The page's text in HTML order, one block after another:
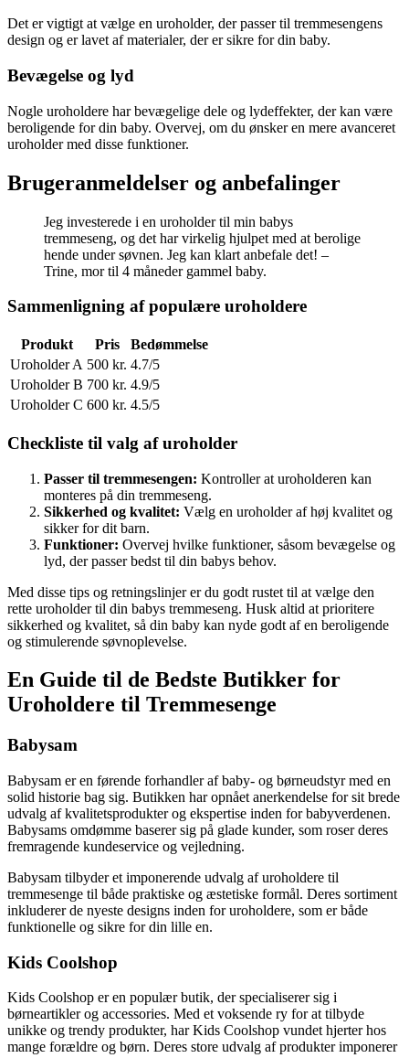
Det er vigtigt at vælge en uroholder, der passer til tremmesengens
design og er lavet af materialer, der er sikre for din baby.
Bevægelse og lyd
Nogle uroholdere har bevægelige dele og lydeffekter, der kan være
beroligende for din baby. Overvej, om du ønsker en mere avanceret
uroholder med disse funktioner.
Brugeranmeldelser og anbefalinger
Jeg investerede i en uroholder til min babys
tremmeseng, og det har virkelig hjulpet med at berolige
hende under søvnen. Jeg kan klart anbefale det! –
Trine, mor til 4 måneder gammel baby.
Sammenligning af populære uroholdere
Produkt Pris
Bedømmelse
Uroholder A 500 kr. 4.7/5
Uroholder B 700 kr. 4.9/5
Uroholder C 600 kr. 4.5/5
Checkliste til valg af uroholder
Passer til tremmesengen: Kontroller at uroholderen kan
monteres på din tremmeseng.
Sikkerhed og kvalitet: Vælg en uroholder af høj kvalitet og
sikker for dit barn.
Funktioner: Overvej hvilke funktioner, såsom bevægelse og
lyd, der passer bedst til din babys behov.
Med disse tips og retningslinjer er du godt rustet til at vælge den
rette uroholder til din babys tremmeseng. Husk altid at prioritere
sikkerhed og kvalitet, så din baby kan nyde godt af en beroligende
og stimulerende søvnoplevelse.
En Guide til de Bedste Butikker for
Uroholdere til Tremmesenge
Babysam
Babysam er en førende forhandler af baby- og børneudstyr med en
solid historie bag sig. Butikken har opnået anerkendelse for sit brede
udvalg af kvalitetsprodukter og ekspertise inden for babyverdenen.
Babysams omdømme baserer sig på glade kunder, som roser deres
fremragende kundeservice og vejledning.
Babysam tilbyder et imponerende udvalg af uroholdere til
tremmesenge til både praktiske og æstetiske formål. Deres sortiment
inkluderer de nyeste designs inden for uroholdere, som er både
funktionelle og sikre for din lille en.
Kids Coolshop
Kids Coolshop er en populær butik, der specialiserer sig i
børneartikler og accessories. Med et voksende ry for at tilbyde
unikke og trendy produkter, har Kids Coolshop vundet hjerter hos
mange forældre og børn. Deres store udvalg af produkter imponerer